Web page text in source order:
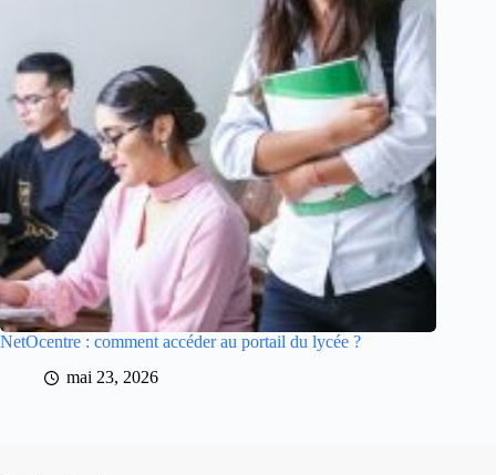
NetOcentre : comment accéder au portail du lycée ?
mai 23, 2026